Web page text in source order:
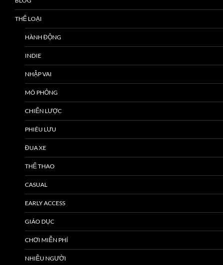
THỂ LOẠI
HÀNH ĐỘNG
INDIE
NHẬP VAI
MÔ PHỎNG
CHIẾN LƯỢC
PHIÊU LƯU
ĐUA XE
THỂ THAO
CASUAL
EARLY ACCESS
GIÁO DỤC
CHƠI MIỄN PHÍ
NHIỀU NGƯỜI